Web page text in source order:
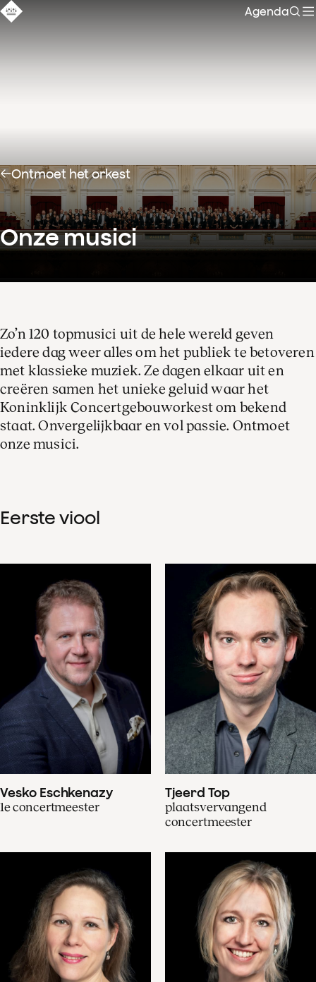
Agenda
Ontmoet het orkest
Onze musici
Zo’n 120 topmusici uit de hele wereld geven
iedere dag weer alles om het publiek te betoveren
met klassieke muziek. Ze dagen elkaar uit en
creëren samen het unieke geluid waar het
Koninklijk Concertgebouworkest om bekend
staat. Onvergelijkbaar en vol passie. Ontmoet
onze musici.
Eerste viool
Vesko Eschkenazy
1e concertmeester
Tjeerd Top
plaatsvervangend
concertmeester